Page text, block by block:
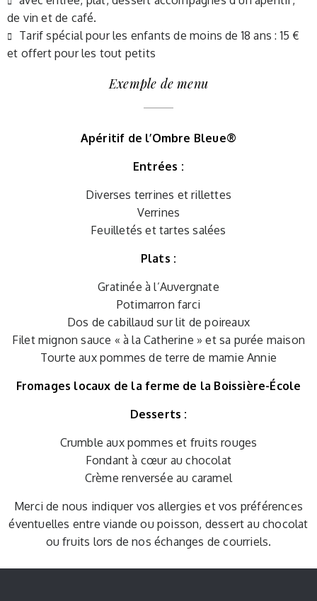
de vin et de café.
Tarif spécial pour les enfants de moins de 18 ans : 15 €
et offert pour les tout petits
Exemple de menu
Apéritif de l’Ombre Bleue®
Entrées :
Diverses terrines et rillettes
Verrines
Feuilletés et tartes salées
Plats :
Gratinée à l’Auvergnate
Potimarron farci
Dos de cabillaud sur lit de poireaux
Filet mignon sauce « à la Catherine » et sa purée maison
Tourte aux pommes de terre de mamie Annie
Fromages locaux de la ferme de la Boissière-École
Desserts :
Crumble aux pommes et fruits rouges
Fondant à cœur au chocolat
Crème renversée au caramel
Merci de nous indiquer vos allergies et vos préférences
éventuelles entre viande ou poisson, dessert au chocolat
ou fruits lors de nos échanges de courriels.